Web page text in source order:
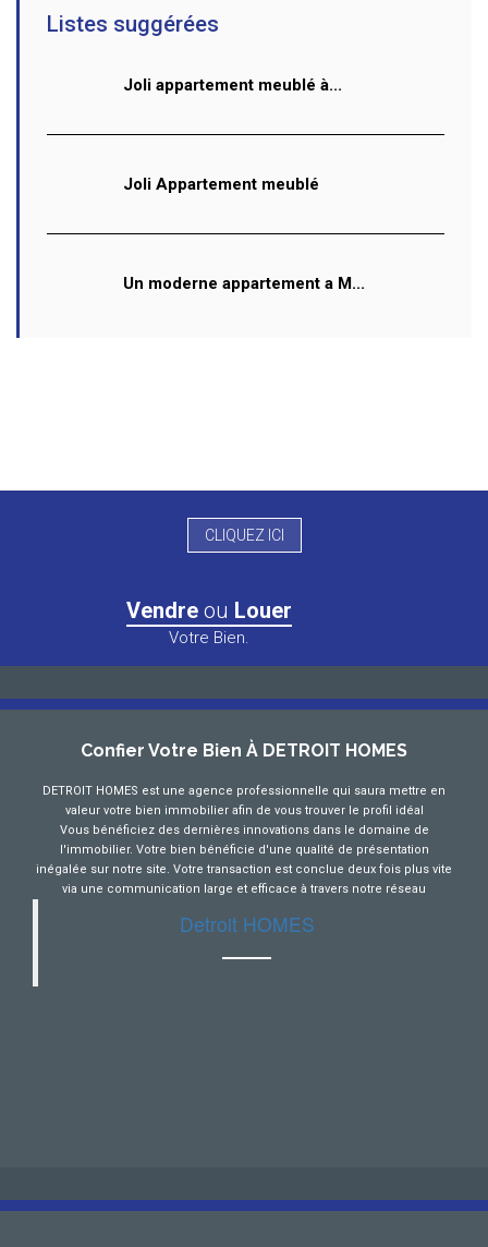
Listes suggérées
Joli appartement meublé à...
Joli Appartement meublé
Un moderne appartement a M...
CLIQUEZ ICI
Vendre ou Louer
Votre Bien.
Confier Votre Bien À DETROIT HOMES
DETROIT HOMES est une agence professionnelle qui saura mettre en
valeur votre bien immobilier afin de vous trouver le profil idéal
Vous bénéficiez des dernières innovations dans le domaine de
l'immobilier. Votre bien bénéficie d'une qualité de présentation
inégalée sur notre site. Votre transaction est conclue deux fois plus vite
via une communication large et efficace à travers notre réseau
Detroit HOMES